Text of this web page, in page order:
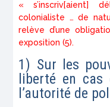
« s’inscriv[aient]
colonialiste … de
relève d’une
exposition (5).
1) Sur les
liberté en cas
l’autorité de